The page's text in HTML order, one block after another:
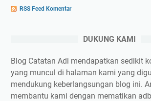
RSS Feed Komentar
DUKUNG KAMI
Blog Catatan Adi mendapatkan sedikit
yang muncul di halaman kami yang
mendukung keberlangsungan blog ini.
membantu kami dengan mematikan